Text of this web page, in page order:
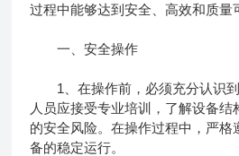
过程中能够达到安全、高效和质量
一、安全操作
1、在操作前，必须充分认识到
人员应接受专业培训，了解设备结
的安全风险。在操作过程中，严格
备的稳定运行。